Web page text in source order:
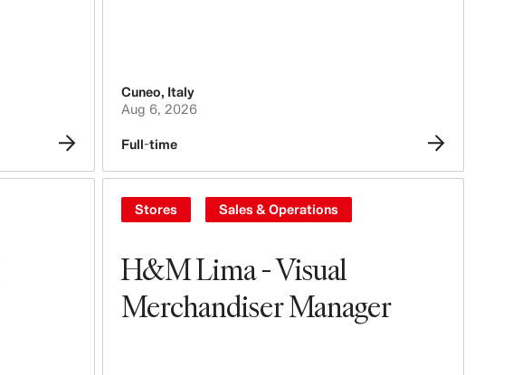
Cuneo, Italy
Aug 6, 2026
Full-time
H&M Lima - Visual
Merchandiser Manager
Stores Sales & Operations